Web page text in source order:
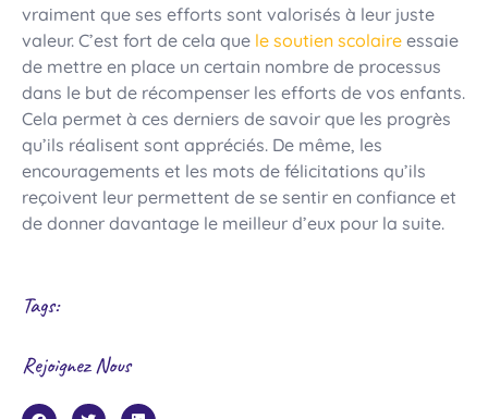
vraiment que ses efforts sont valorisés à leur juste
valeur. C’est fort de cela que le soutien scolaire essaie
de mettre en place un certain nombre de processus
dans le but de récompenser les efforts de vos enfants.
Cela permet à ces derniers de savoir que les progrès
qu’ils réalisent sont appréciés. De même, les
encouragements et les mots de félicitations qu’ils
reçoivent leur permettent de se sentir en confiance et
de donner davantage le meilleur d’eux pour la suite.
Tags:
Rejoignez Nous